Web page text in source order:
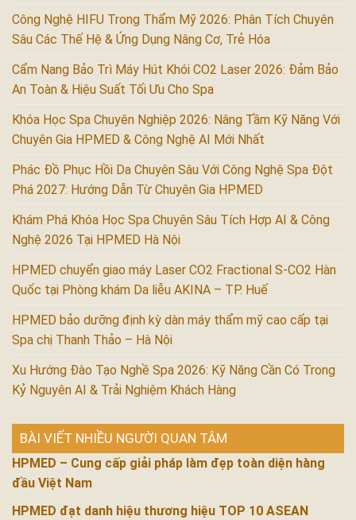
Công Nghệ HIFU Trong Thẩm Mỹ 2026: Phân Tích Chuyên
Sâu Các Thế Hệ & Ứng Dụng Nâng Cơ, Trẻ Hóa
Cẩm Nang Bảo Trì Máy Hút Khói CO2 Laser 2026: Đảm Bảo
An Toàn & Hiệu Suất Tối Ưu Cho Spa
Khóa Học Spa Chuyên Nghiệp 2026: Nâng Tầm Kỹ Năng Với
Chuyên Gia HPMED & Công Nghệ AI Mới Nhất
Phác Đồ Phục Hồi Da Chuyên Sâu Với Công Nghệ Spa Đột
Phá 2027: Hướng Dẫn Từ Chuyên Gia HPMED
Khám Phá Khóa Học Spa Chuyên Sâu Tích Hợp AI & Công
Nghệ 2026 Tại HPMED Hà Nội
HPMED chuyển giao máy Laser CO2 Fractional S-CO2 Hàn
Quốc tại Phòng khám Da liễu AKINA – TP. Huế
HPMED bảo dưỡng định kỳ dàn máy thẩm mỹ cao cấp tại
Spa chị Thanh Thảo – Hà Nội
Xu Hướng Đào Tạo Nghề Spa 2026: Kỹ Năng Cần Có Trong
Kỷ Nguyên AI & Trải Nghiệm Khách Hàng
BÀI VIẾT NHIỀU NGƯỜI QUAN TÂM
HPMED – Cung cấp giải pháp làm đẹp toàn diện hàng
đầu Việt Nam
HPMED đạt danh hiệu thương hiệu TOP 10 ASEAN